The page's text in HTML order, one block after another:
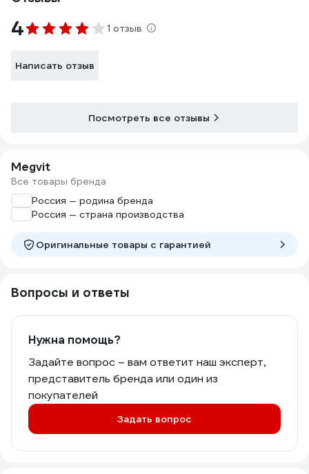
4 1 отзыв
Написать отзыв
Посмотреть все отзывы
Megvit
Все товары бренда
Россия — родина бренда
Россия — страна производства
Оригинальные товары c гарантией
Вопросы и ответы
Нужна помощь?
Задайте вопрос – вам ответит наш эксперт,
представитель бренда или один из
покупателей
Задать вопрос